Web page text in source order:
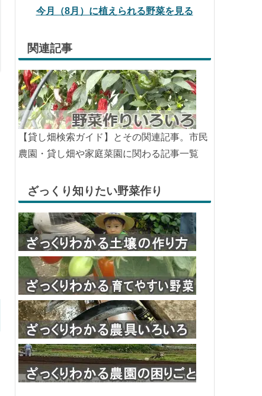
今月（8月）に植えられる野菜を見る
関連記事
【貸し畑検索ガイド】とその関連記事。市民
農園・貸し畑や家庭菜園に関わる記事一覧
ざっくり知りたい野菜作り